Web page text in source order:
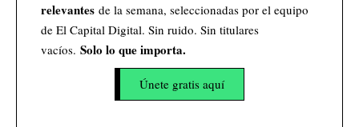
relevantes de la semana, seleccionadas por el equipo
de El Capital Digital. Sin ruido. Sin titulares
vacíos. Solo lo que importa.
Únete gratis aquí